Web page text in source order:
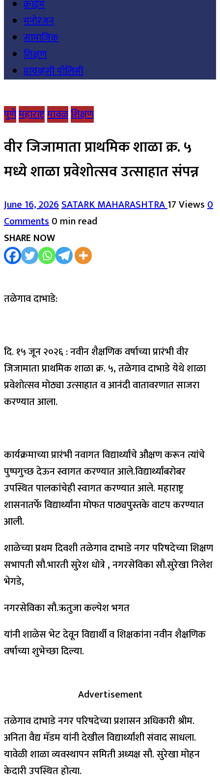
क्राईम
मनोरंजन
सामाजिक
शिक्षण
प्रायव्हसी पॉलिसी
पुणेमहाराष्ट्रमावळशिक्षण
वीर जिजामाता प्राथमिक शाळा क्र. ५
मध्ये शाळा प्रवेशोत्सव उत्साहात संपन्न
June 16, 2026SATARK MAHARASHTRA17 Views0
Comments0 min read
SHARE NOW
तळेगाव दाभाडे:
दि. १५ जून २०२६ : नवीन शैक्षणिक वर्षाच्या प्रारंभी वीर
जिजामाता प्राथमिक शाळा क्र. ५, तळेगाव दाभाडे येथे शाळा
प्रवेशोत्सव मोठ्या उत्साहात व आनंदी वातावरणात साजरा
करण्यात आला.
कार्यक्रमाच्या प्रारंभी नवागत विद्यार्थ्यांचे औक्षण करून त्यांचे
पुष्पगुच्छ देऊन स्वागत करण्यात आले.विद्यार्थ्यांबरोबर
उपस्थित पालकांचेही स्वागत करण्यात आले. महाराष्ट्र
शासनातर्फे विद्यार्थ्यांना मोफत पाठ्यपुस्तके वाटप करण्यात
आली.
शाळेच्या प्रथम दिवशी तळेगाव दाभाडे नगर परिषदेच्या शिक्षण
सभापती सौ.भारती सुरेश धोत्रे , नगरसेविका सौ.सुरेखा निलेश
भेगडे,
नगरसेविका सौ.ऋतुजा कल्पेश भगत
यांनी शाळेस भेट देवून विद्यार्थी व शिक्षकांना नवीन शैक्षणिक
वर्षाच्या शुभेच्छा दिल्या.
Advertisement
तळेगाव दाभाडे नगर परिषदेच्या प्रशासन अधिकारी श्रीम.
अनिता वैद्य मॅडम यांनी देखील विद्यार्थ्यांशी संवाद साधला.
यावेळी शाळा व्यवस्थापन समिती अध्यक्ष सौ. सुरेखा मोहन
केदारी उपस्थित होत्या.